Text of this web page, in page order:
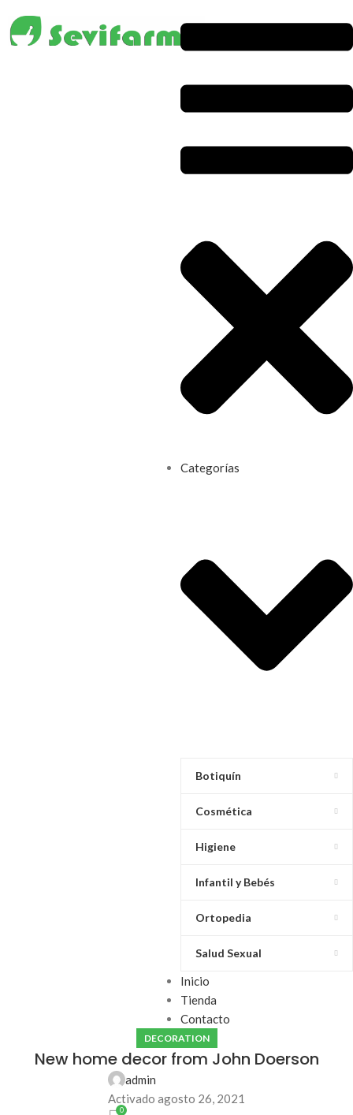
Categorías
Botiquín
Cosmética
Higiene
Infantil y Bebés
Ortopedia
Salud Sexual
Inicio
Tienda
Contacto
DECORATION
New home decor from John Doerson
admin
Activado agosto 26, 2021
0